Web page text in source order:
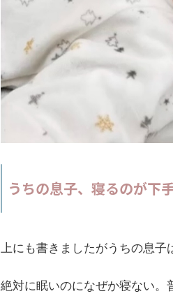
うちの息子、寝るのが下
上にも書きましたがうちの息子
絶対に眠いのになぜか寝ない。